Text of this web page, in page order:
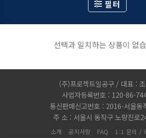
필터
선택과 일치하는 상품이 없
(주)프로젝트일공구 / 대표 :
사업자등록번호 : 120-86-
통신판매신고번호 : 2016-서울동
주 소 : 서울시 동작구 노량진로
소개 공지사항 FAQ 1:1 문의 /